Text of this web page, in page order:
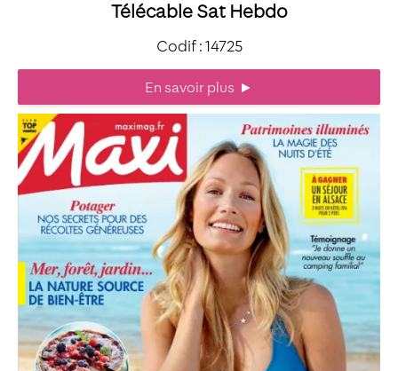
Télécable Sat Hebdo
Codif : 14725
En savoir plus ►